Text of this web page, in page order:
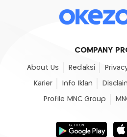
COMPANY
About Us Redaksi
Karier Info Iklan
Profile MNC Group